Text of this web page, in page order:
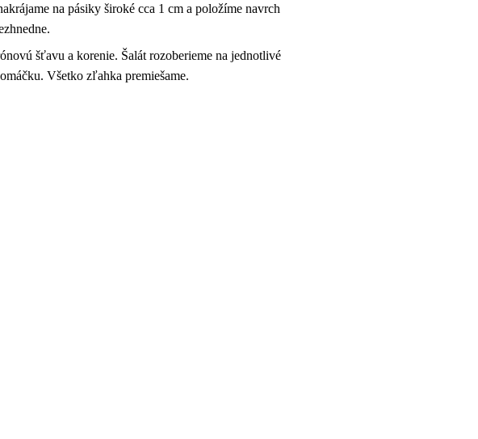
na pásiky široké cca 1 cm a položíme navrch
šťavu a korenie. Šalát rozoberieme na jednotlivé
Všetko zľahka premiešame.